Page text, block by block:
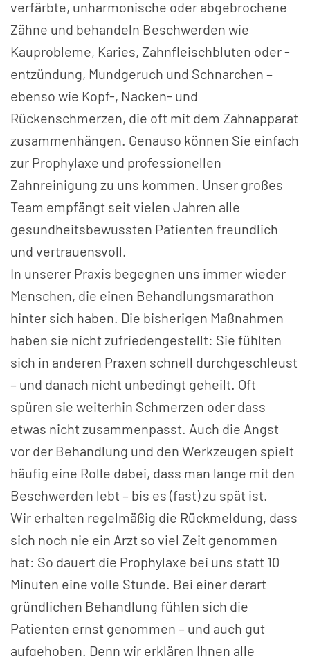
verfärbte, unharmonische oder abgebrochene
Zähne und behandeln Beschwerden wie
Kauprobleme, Karies, Zahnfleischbluten oder -
entzündung, Mundgeruch und Schnarchen –
ebenso wie Kopf-, Nacken- und
Rückenschmerzen, die oft mit dem Zahnapparat
zusammenhängen. Genauso können Sie einfach
zur Prophylaxe und professionellen
Zahnreinigung zu uns kommen. Unser großes
Team empfängt seit vielen Jahren alle
gesundheitsbewussten Patienten freundlich
und vertrauensvoll.
In unserer Praxis begegnen uns immer wieder
Menschen, die einen Behandlungsmarathon
hinter sich haben. Die bisherigen Maßnahmen
haben sie nicht zufriedengestellt: Sie fühlten
sich in anderen Praxen schnell durchgeschleust
– und danach nicht unbedingt geheilt. Oft
spüren sie weiterhin Schmerzen oder dass
etwas nicht zusammenpasst. Auch die Angst
vor der Behandlung und den Werkzeugen spielt
häufig eine Rolle dabei, dass man lange mit den
Beschwerden lebt – bis es (fast) zu spät ist.
Wir erhalten regelmäßig die Rückmeldung, dass
sich noch nie ein Arzt so viel Zeit genommen
hat: So dauert die Prophylaxe bei uns statt 10
Minuten eine volle Stunde. Bei einer derart
gründlichen Behandlung fühlen sich die
Patienten ernst genommen – und auch gut
aufgehoben. Denn wir erklären Ihnen alle